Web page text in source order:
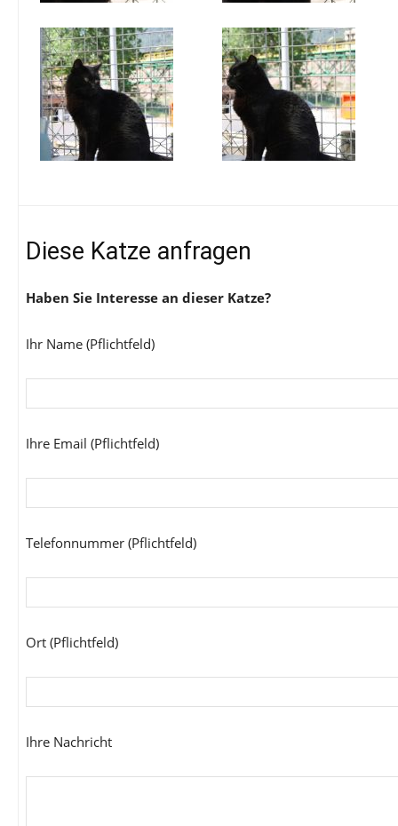
Diese Katze anfragen
Haben Sie Interesse an dieser Katze?
Ihr Name (Pflichtfeld)
Ihre Email (Pflichtfeld)
Telefonnummer (Pflichtfeld)
Ort (Pflichtfeld)
Ihre Nachricht